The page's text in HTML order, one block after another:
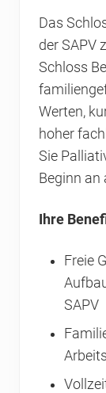
Das
der SAPV
Schloss
Werten,
hoher
Sie
Beginn an
Ihre
Freie
SAPV